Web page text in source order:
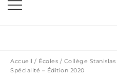
Accueil / Écoles / Collège Stanislas
Spécialité – Édition 2020